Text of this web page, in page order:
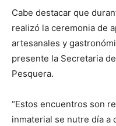
Cabe destacar que
realizó la ceremonia de
artesanales y
presente la Secretaria
Pesquera.
“Estos encuentros son
inmaterial se nutre día a